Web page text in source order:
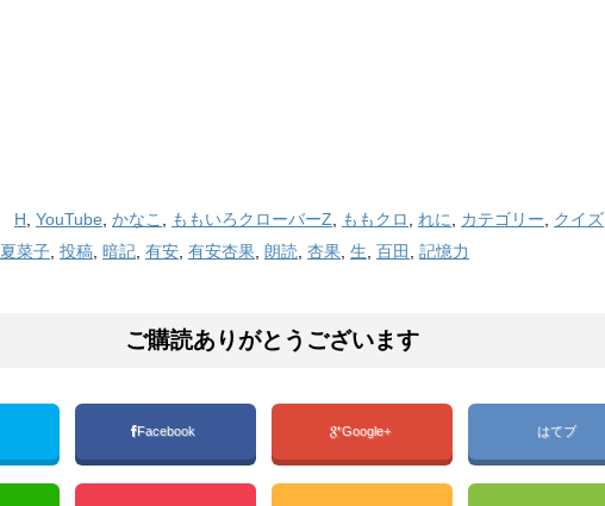
H YouTube かなこ ももいろクローバーZ ももクロ れに カテゴリー クイズ
夏菜子 投稿 暗記 有安 有安杏果 朗読 杏果 生 百田 記憶力
ご購読ありがとうございます
Facebook Google+ はてブ